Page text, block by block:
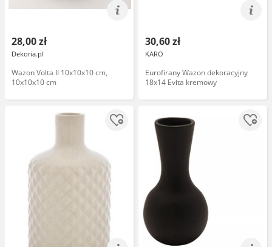
28,00 zł
Dekoria.pl
Wazon Volta II 10x10x10 cm,
10x10x10 cm
30,60 zł
KARO
Eurofirany Wazon dekoracyjny
18x14 Evita kremowy